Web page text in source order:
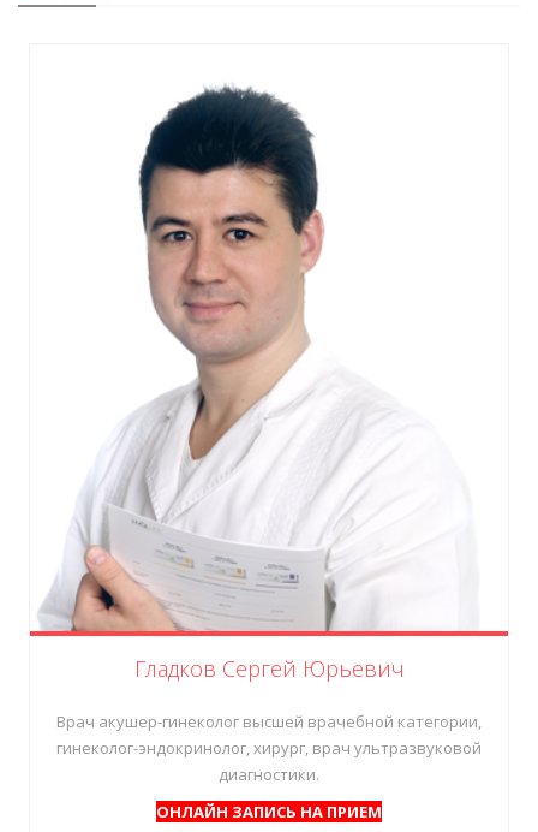
Гладков Сергей Юрьевич
Врач акушер-гинеколог высшей врачебной категории
гинеколог-эндокринолог, хирург, врач ультразвуковой
диагностики.
ОНЛАЙН ЗАПИСЬ НА ПРИЕМ